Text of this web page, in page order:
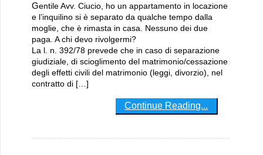
Gentile Avv. Ciucio, ho un appartamento in locazione
e l’inquilino si è separato da qualche tempo dalla
moglie, che è rimasta in casa. Nessuno dei due
paga. A chi devo rivolgermi?
La l. n. 392/78 prevede che in caso di separazione
giudiziale, di scioglimento del matrimonio/cessazione
degli effetti civili del matrimonio (leggi, divorzio), nel
contratto di […]
Continue Reading...